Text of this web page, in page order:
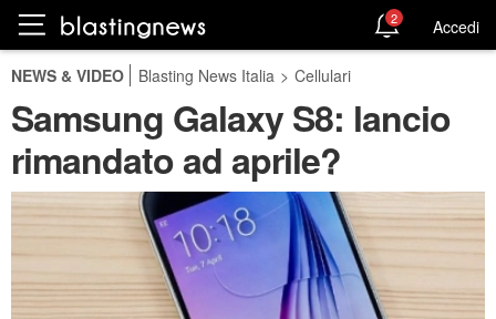
2 Accedi
NEWS & VIDEO Blasting News Italia > Cellulari
Samsung Galaxy S8: lancio
rimandato ad aprile?